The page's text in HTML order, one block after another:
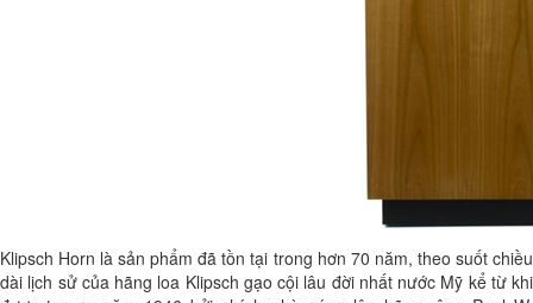
Klipsch Horn là sản phẩm đã tồn tại trong hơn 70 năm, theo suốt chiều
dài lịch sử của hãng loa Klipsch gạo cội lâu đời nhất nước Mỹ kể từ khi